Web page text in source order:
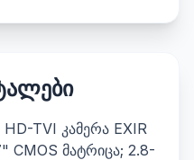
TVI კამერა EXIR
CMOS მატრიცა; 2.8-